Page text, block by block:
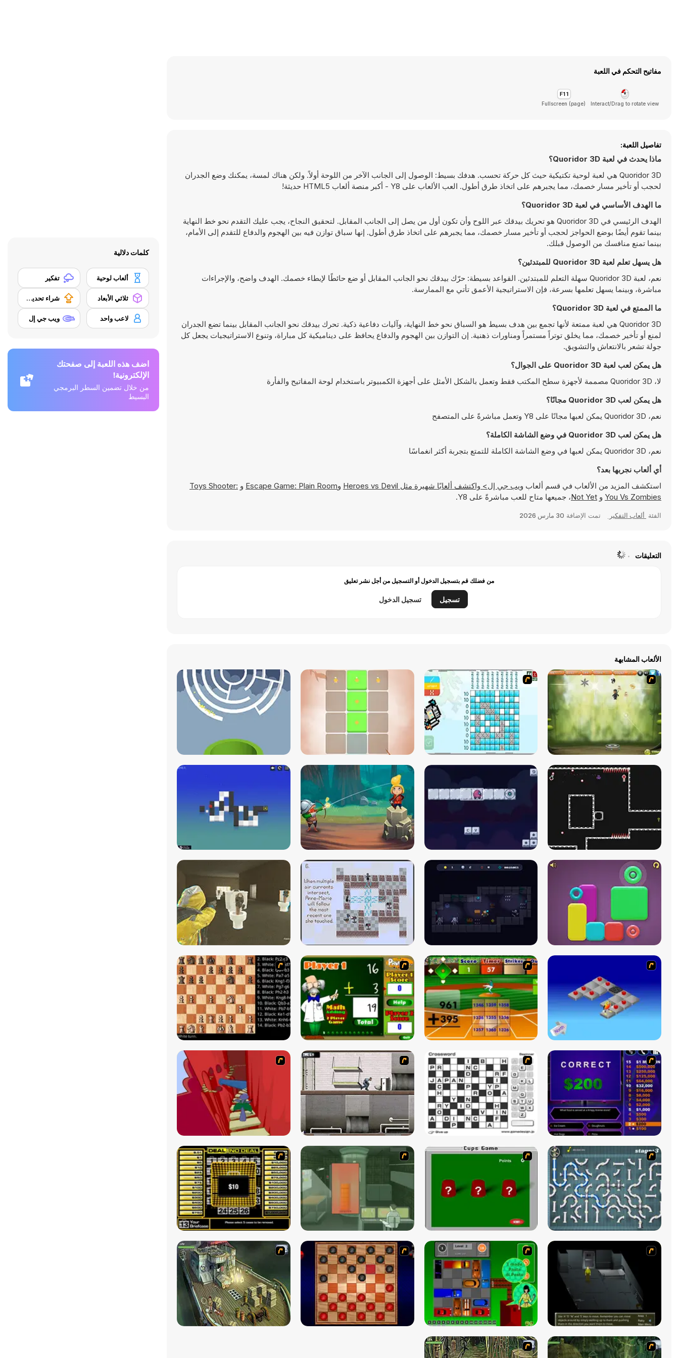
مفاتيح التحكم في اللعبة
Interact/Drag to rotate view
Fullscreen (page)
تفاصيل اللعبة:
ماذا يحدث في لعبة Quoridor 3D؟
Quoridor 3D هي لعبة لوحية تكتيكية حيث كل حركة تحسب. هدفك بسيط: الوصول إلى الجانب الآخر من اللوحة أولاً. ولكن هناك لمسة، يمكنك وضع الجدران
لحجب أو تأخير مسار خصمك، مما يجبرهم على اتخاذ طرق أطول. العب الألعاب على Y8 - أكبر منصة ألعاب HTML5 حديثة!
ما الهدف الأساسي في لعبة Quoridor 3D؟
الهدف الرئيسي في Quoridor 3D هو تحريك بيدقك عبر اللوح وأن تكون أول من يصل إلى الجانب المقابل. لتحقيق النجاح، يجب عليك التقدم نحو خط النهاية
بينما تقوم أيضًا بوضع الحواجز لحجب أو تأخير مسار خصمك، مما يجبرهم على اتخاذ طرق أطول. إنها سباق توازن فيه بين الهجوم والدفاع للتقدم إلى الأمام،
بينما تمنع منافسك من الوصول قبلك.
هل يسهل تعلم لعبة Quoridor 3D للمبتدئين؟
نعم، لعبة Quoridor 3D سهلة التعلم للمبتدئين. القواعد بسيطة: حرّك بيدقك نحو الجانب المقابل أو ضع حائطًا لإبطاء خصمك. الهدف واضح، والإجراءات
مباشرة، وبينما يسهل تعلمها بسرعة، فإن الاستراتيجية الأعمق تأتي مع الممارسة.
ما الممتع في لعبة Quoridor 3D؟
Quoridor 3D هي لعبة ممتعة لأنها تجمع بين هدف بسيط هو السباق نحو خط النهاية، وآليات دفاعية ذكية. تحرك بيدقك نحو الجانب المقابل بينما تضع الجدران
لمنع أو تأخير خصمك، مما يخلق توتراً مستمراً ومناورات ذهنية. إن التوازن بين الهجوم والدفاع يحافظ على ديناميكية كل مباراة، وتنوع الاستراتيجيات يجعل كل
جولة تشعر بالانتعاش والتشويق.
هل يمكن لعب لعبة Quoridor 3D على الجوال؟
لا، Quoridor 3D مصممة لأجهزة سطح المكتب فقط وتعمل بالشكل الأمثل على أجهزة الكمبيوتر باستخدام لوحة المفاتيح والفأرة
هل يمكن لعب Quoridor 3D مجانًا؟
نعم، Quoridor 3D يمكن لعبها مجانًا على Y8 وتعمل مباشرةً على المتصفح
هل يمكن لعب Quoridor 3D في وضع الشاشة الكاملة؟
نعم، Quoridor 3D يمكن لعبها في وضع الشاشة الكاملة للتمتع بتجربة أكثر انغماسًا
أي ألعاب نجربها بعد؟
استكشف المزيد من الألعاب في قسم ألعاب ويب جي إل> واكتشف ألعابًا شهيرة مثل Heroes vs Devil وEscape Game: Plain Room و Toys Shooter:
You Vs Zombies و Not Yet، جميعها متاح للعب مباشرةً على Y8.
الفئة ألعاب التفكير تمت الإضافة 30 مارس 2026
التعليقات
من فضلك قم بتسجيل الدخول أو التسجيل من أجل نشر تعليق
تسجيل تسجيل الدخول
الألعاب المشابهة
كلمات دلالية
ألعاب لوحية تفكير
ثلاثي الأبعاد شراء تحديث المعدات
لاعب واحد ويب جي إل
اضف هذه اللعبة إلى صفحتك
الإلكترونية!
من خلال تضمين السطر البرمجي
البسيط